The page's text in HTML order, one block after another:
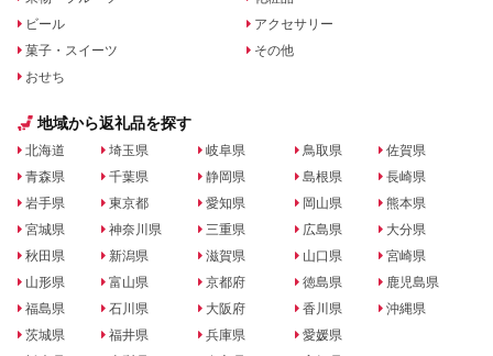
ビール
菓子・スイーツ
おせち
アクセサリー
その他
地域から返礼品を探す
北海道
青森県
岩手県
宮城県
秋田県
山形県
福島県
茨城県
埼玉県
千葉県
東京都
神奈川県
新潟県
富山県
石川県
福井県
岐阜県
静岡県
愛知県
三重県
滋賀県
京都府
大阪府
兵庫県
鳥取県
島根県
岡山県
広島県
山口県
徳島県
香川県
愛媛県
佐賀県
長崎県
熊本県
大分県
宮崎県
鹿児島県
沖縄県